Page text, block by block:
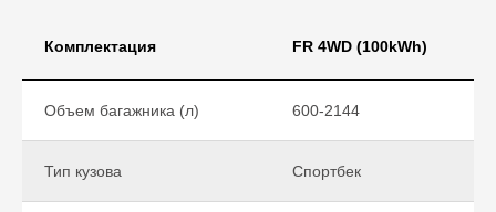
Комплектация FR 4WD (100kWh)
Объем багажника (л) 600-2144
Тип кузова Спортбек